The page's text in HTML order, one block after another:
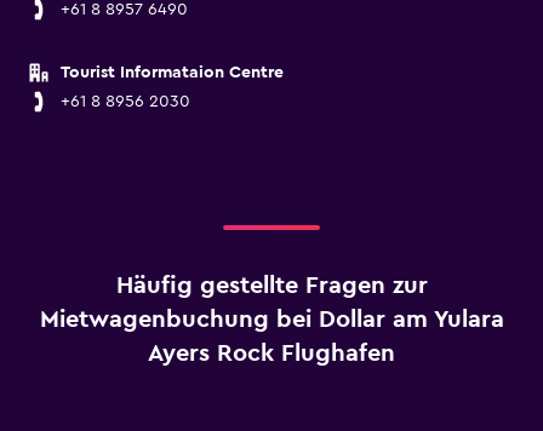
+61 8 8957 6490
Tourist Informataion Centre
+61 8 8956 2030
Häufig gestellte Fragen zur
Mietwagenbuchung bei Dollar am Yulara
Ayers Rock Flughafen